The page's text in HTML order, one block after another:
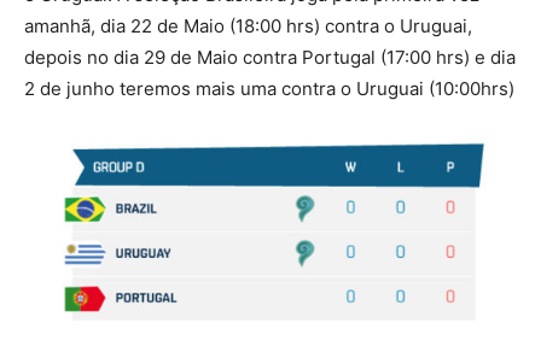
amanhã, dia 22 de Maio (18:00 hrs) contra o Uruguai,
depois no dia 29 de Maio contra Portugal (17:00 hrs) e dia
2 de junho teremos mais uma contra o Uruguai (10:00hrs)